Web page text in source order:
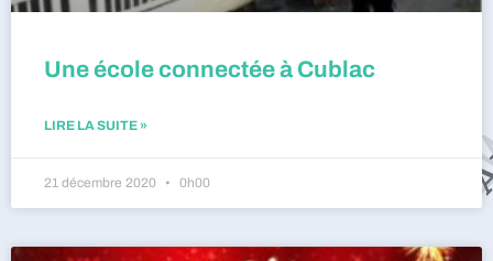
Une école connectée à Cublac
LIRE LA SUITE »
21 décembre 2020 0h00